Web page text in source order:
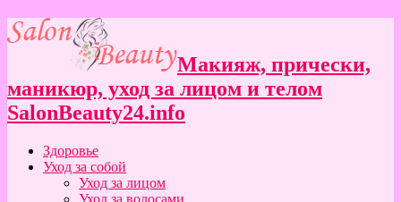
Макияж, прически,
маникюр, уход за лицом и телом
SalonBeauty24.info
Здоровье
Уход за собой
Уход за лицом
Уход за волосами